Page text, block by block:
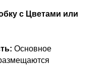
с Цветами или
Основное